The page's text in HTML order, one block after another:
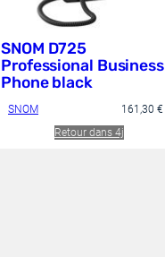
SNOM D725
Professional Business
Phone black
SNOM 161,30 €
Retour dans 4j